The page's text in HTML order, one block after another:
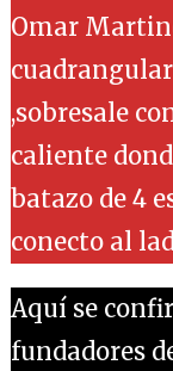
Omar
,sobresale
caliente
batazo de 4
conecto al
Aquí se
fundadores